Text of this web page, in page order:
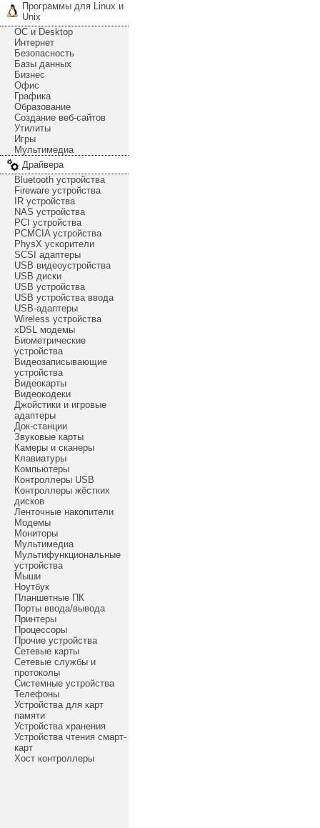
Программы для Linux и
Unix
ОС и Desktop
Интернет
Безопасность
Базы данных
Бизнес
Офис
Графика
Образование
Создание веб-сайтов
Утилиты
Игры
Мультимедиа
Драйвера
Bluetooth устройства
Fireware устройства
IR устройства
NAS устройства
PCI устройства
PCMCIA устройства
PhysX ускорители
SCSI адаптеры
USB видеоустройства
USB диски
USB устройства
USB устройства ввода
USB-адаптеры
Wireless устройства
xDSL модемы
Биометрические
устройства
Видеозаписывающие
устройства
Видеокарты
Видеокодеки
Джойстики и игровые
адаптеры
Док-станции
Звуковые карты
Камеры и сканеры
Клавиатуры
Компьютеры
Контроллеры USB
Контроллеры жёстких
дисков
Ленточные накопители
Модемы
Мониторы
Мультимедиа
Мультифункциональные
устройства
Мыши
Ноутбук
Планшетные ПК
Порты ввода/вывода
Принтеры
Процессоры
Прочие устройства
Сетевые карты
Сетевые службы и
протоколы
Системные устройства
Телефоны
Устройства для карт
памяти
Устройства хранения
Устройства чтения смарт-
карт
Хост контроллеры